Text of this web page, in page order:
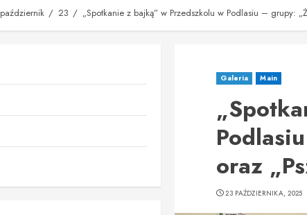
październik 23 „Spotkanie z bajką” w Przedszkolu w Podlasiu – grupy:
Galeria Main
oraz
23 PAŹDZIERNIKA, 2025